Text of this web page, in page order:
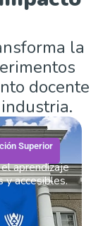
la
docente
Superior
aprendizaje
y accesibles.